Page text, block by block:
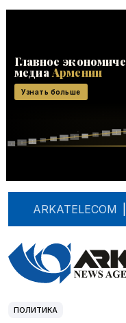
ARKATELECOM
ПОЛИТИКА